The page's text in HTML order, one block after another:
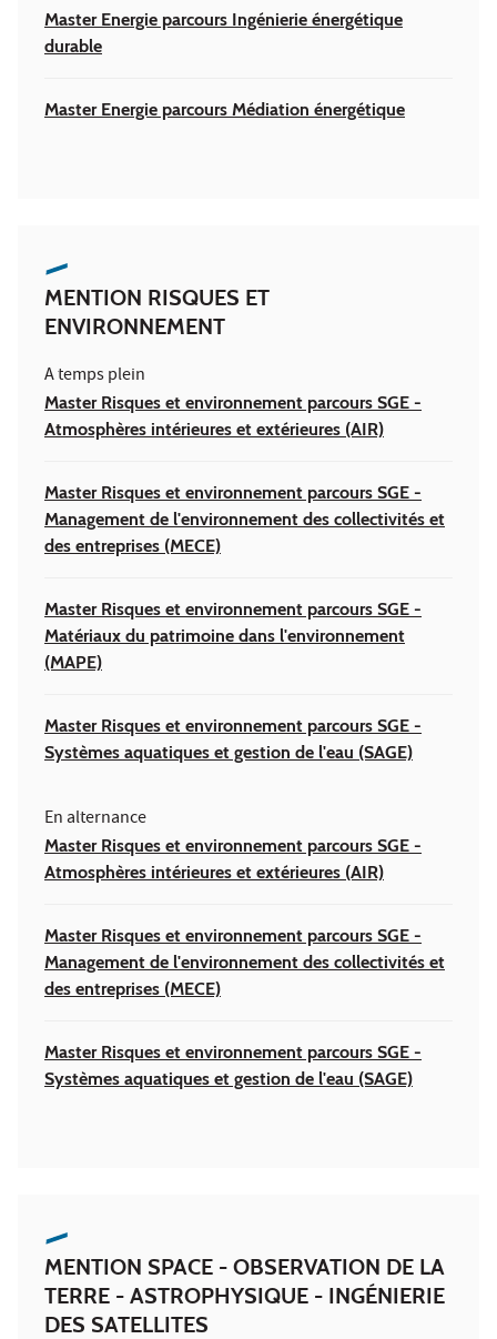
Master Energie parcours Ingénierie énergétique
durable
Master Energie parcours Médiation énergétique
MENTION RISQUES ET
ENVIRONNEMENT
A temps plein
Master Risques et environnement parcours SGE -
Atmosphères intérieures et extérieures (AIR)
Master Risques et environnement parcours SGE -
Management de l'environnement des collectivités et
des entreprises (MECE)
Master Risques et environnement parcours SGE -
Matériaux du patrimoine dans l'environnement
(MAPE)
Master Risques et environnement parcours SGE -
Systèmes aquatiques et gestion de l'eau (SAGE)
En alternance
Master Risques et environnement parcours SGE -
Atmosphères intérieures et extérieures (AIR)
Master Risques et environnement parcours SGE -
Management de l'environnement des collectivités et
des entreprises (MECE)
Master Risques et environnement parcours SGE -
Systèmes aquatiques et gestion de l'eau (SAGE)
MENTION SPACE - OBSERVATION DE LA
TERRE - ASTROPHYSIQUE - INGÉNIERIE
DES SATELLITES